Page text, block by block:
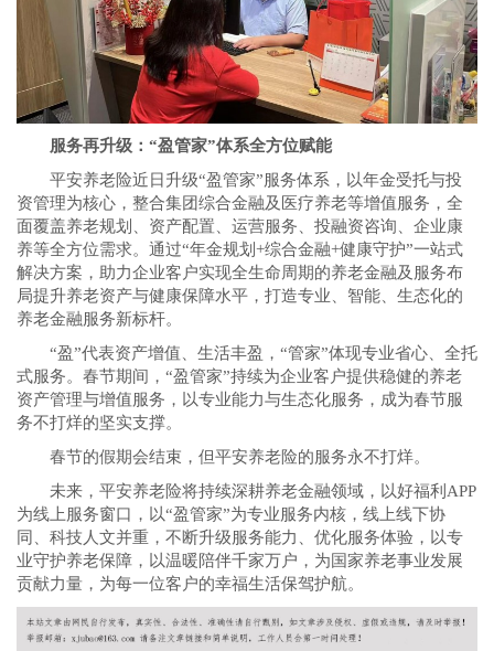
服务再升级：“盈管家”体系全方位赋能
平安养老险近日升级“盈管家”服务体系，以年金受托与投
资管理为核心，整合集团综合金融及医疗养老等增值服务，全
面覆盖养老规划、资产配置、运营服务、投融资咨询、企业康
养等全方位需求。通过“年金规划+综合金融+健康守护”一站式
解决方案，助力企业客户实现全生命周期的养老金融及服务布
局提升养老资产与健康保障水平，打造专业、智能、生态化的
养老金融服务新标杆。
“盈”代表资产增值、生活丰盈，“管家”体现专业省心、全托
式服务。春节期间，“盈管家”持续为企业客户提供稳健的养老
资产管理与增值服务，以专业能力与生态化服务，成为春节服
务不打烊的坚实支撑。
春节的假期会结束，但平安养老险的服务永不打烊。
未来，平安养老险将持续深耕养老金融领域，以好福利APP
为线上服务窗口，以“盈管家”为专业服务内核，线上线下协
同、科技人文并重，不断升级服务能力、优化服务体验，以专
业守护养老保障，以温暖陪伴千家万户，为国家养老事业发展
贡献力量，为每一位客户的幸福生活保驾护航。